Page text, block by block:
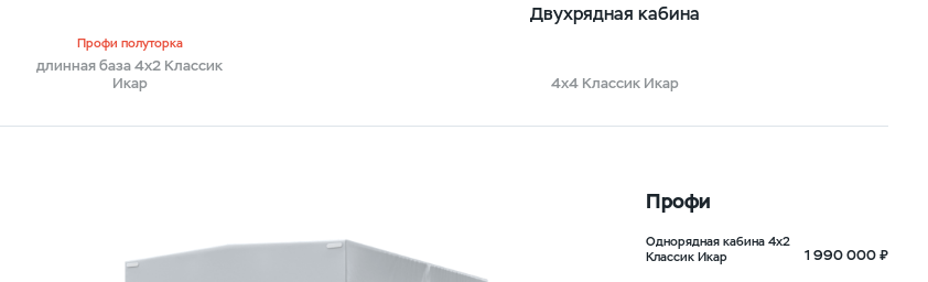
Профи полуторка
длинная база 4х2 Классик
Икар
Двухрядная кабина
4х4 Классик Икар
Профи
Однорядная кабина 4х2
Классик Икар
1 990 000 ₽